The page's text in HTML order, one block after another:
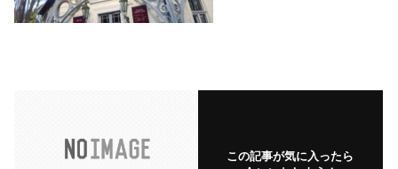
この記事が気に入ったら